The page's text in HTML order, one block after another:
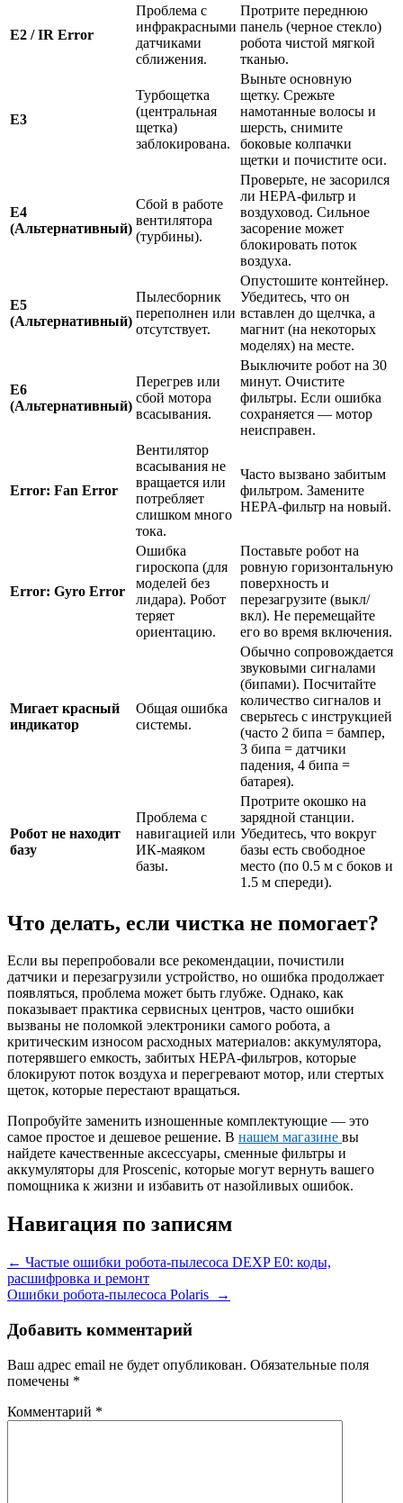
E2 / IR Error
Проблема с
инфракрасными
датчиками
сближения.
Протрите переднюю
панель (черное стекло)
робота чистой мягкой
тканью.
E3
Турбощетка
(центральная
щетка)
заблокирована.
Выньте основную
щетку. Срежьте
намотанные волосы и
шерсть, снимите
боковые колпачки
щетки и почистите оси.
E4
(Альтернативный)
Сбой в работе
вентилятора
(турбины).
Проверьте, не засорился
ли HEPA-фильтр и
воздуховод. Сильное
засорение может
блокировать поток
воздуха.
E5
(Альтернативный)
Пылесборник
переполнен или
отсутствует.
Опустошите контейнер.
Убедитесь, что он
вставлен до щелчка, а
магнит (на некоторых
моделях) на месте.
E6
(Альтернативный)
Перегрев или
сбой мотора
всасывания.
Выключите робот на 30
минут. Очистите
фильтры. Если ошибка
сохраняется — мотор
неисправен.
Error: Fan Error
Вентилятор
всасывания не
вращается или
потребляет
слишком много
тока.
Часто вызвано забитым
фильтром. Замените
HEPA-фильтр на новый.
Error: Gyro Error
Ошибка
гироскопа (для
моделей без
лидара). Робот
теряет
ориентацию.
Поставьте робот на
ровную горизонтальную
поверхность и
перезагрузите (выкл/
вкл). Не перемещайте
его во время включения.
Мигает красный
индикатор
Общая ошибка
системы.
Обычно сопровождается
звуковыми сигналами
(бипами). Посчитайте
количество сигналов и
сверьтесь с инструкцией
(часто 2 бипа = бампер,
3 бипа = датчики
падения, 4 бипа =
батарея).
Робот не находит
базу
Проблема с
навигацией или
ИК-маяком
базы.
Протрите окошко на
зарядной станции.
Убедитесь, что вокруг
базы есть свободное
место (по 0.5 м с боков и
1.5 м спереди).
Что делать, если чистка не помогает?
Если вы перепробовали все рекомендации, почистили
датчики и перезагрузили устройство, но ошибка продолжает
появляться, проблема может быть глубже. Однако, как
показывает практика сервисных центров, часто ошибки
вызваны не поломкой электроники самого робота, а
критическим износом расходных материалов: аккумулятора,
потерявшего емкость, забитых HEPA-фильтров, которые
блокируют поток воздуха и перегревают мотор, или стертых
щеток, которые перестают вращаться.
Попробуйте заменить изношенные комплектующие — это
самое простое и дешевое решение. В нашем магазине вы
найдете качественные аксессуары, сменные фильтры и
аккумуляторы для Proscenic, которые могут вернуть вашего
помощника к жизни и избавить от назойливых ошибок.
Навигация по записям
← Частые ошибки робота-пылесоса DEXP E0: коды,
расшифровка и ремонт
Ошибки робота-пылесоса Polaris
→
Добавить комментарий
Ваш адрес email не будет опубликован. Обязательные поля
помечены *
Комментарий *